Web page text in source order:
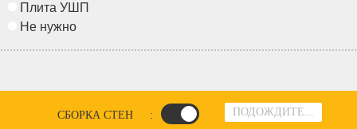
Плита УШП
Не нужно
ПОДОЖДИТЕ...
СБОРКА СТЕН :